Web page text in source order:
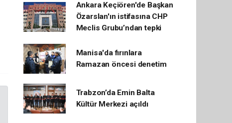
Ankara Keçiören'de Başkan
Özarslan'ın istifasına CHP
Meclis Grubu’ndan tepki
Manisa'da fırınlara
Ramazan öncesi denetim
Trabzon’da Emin Balta
Kültür Merkezi açıldı